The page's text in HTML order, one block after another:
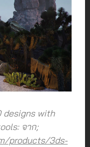
designs with
จาก;
products/3ds-